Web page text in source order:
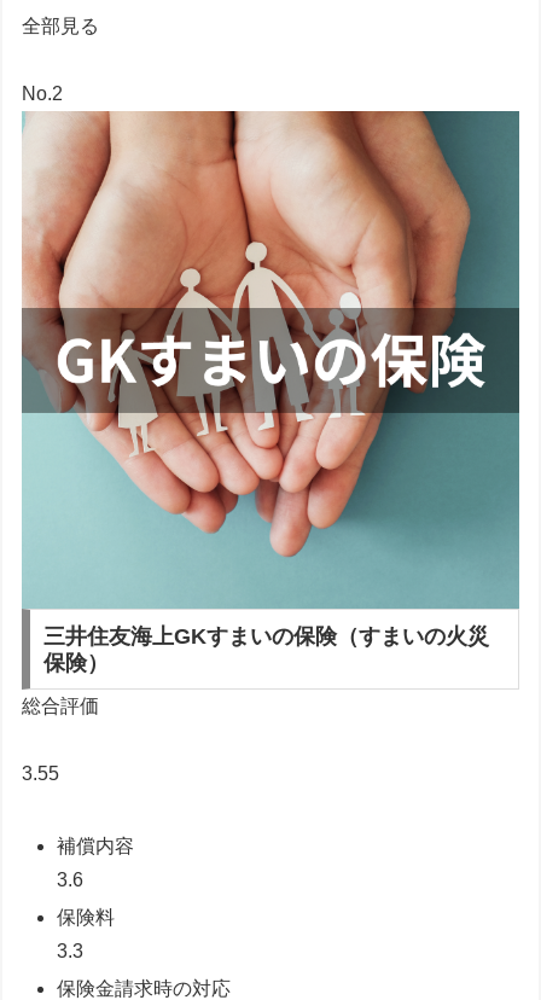
全部見る
No.2
三井住友海上GKすまいの保険（すまいの火災
保険）
総合評価
3.55
補償内容
3.6
保険料
3.3
保険金請求時の対応